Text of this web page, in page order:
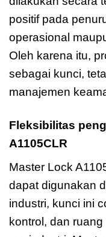
positif pada
operasional
Oleh karena itu,
sebagai kunci,
manajemen
Fleksibilitas
A1105CLR
Master Lock
dapat digunakan
industri, kunci ini
kontrol, dan